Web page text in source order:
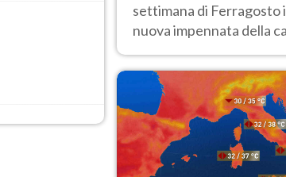
settimana di Ferragosto
nuova impennata della
anche al Nord.